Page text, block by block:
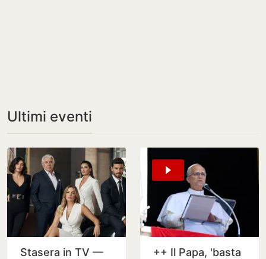
Ultimi eventi
Stasera in TV —
++ Il Papa, 'basta